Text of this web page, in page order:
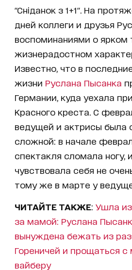
"Сніданок з 1+1". На
дней коллеги и друзья
воспоминаниями о ярком
жизнерадостном
Известно, что в
жизни Руслана Пысанка
Германии, куда уехала
Красного креста. С
ведущей и актрисы была
сложной: в начале
спектакля сломала ногу,
чувствовала себя не
тому же в марте у
ЧИТАЙТЕ ТАКЖЕ: Ушла
за мамой: Руслана
вынуждена бежать из
Гореничей и прощаться
вайберу